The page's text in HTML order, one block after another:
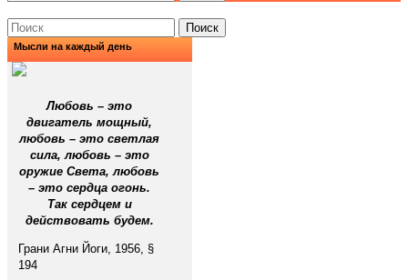
Поиск
Мысли на каждый день
Любовь – это
двигатель мощный,
любовь – это светлая
сила, любовь – это
оружие Света, любовь
– это сердца огонь.
Так сердцем и
действовать будем.
Грани Агни Йоги, 1956, §
194